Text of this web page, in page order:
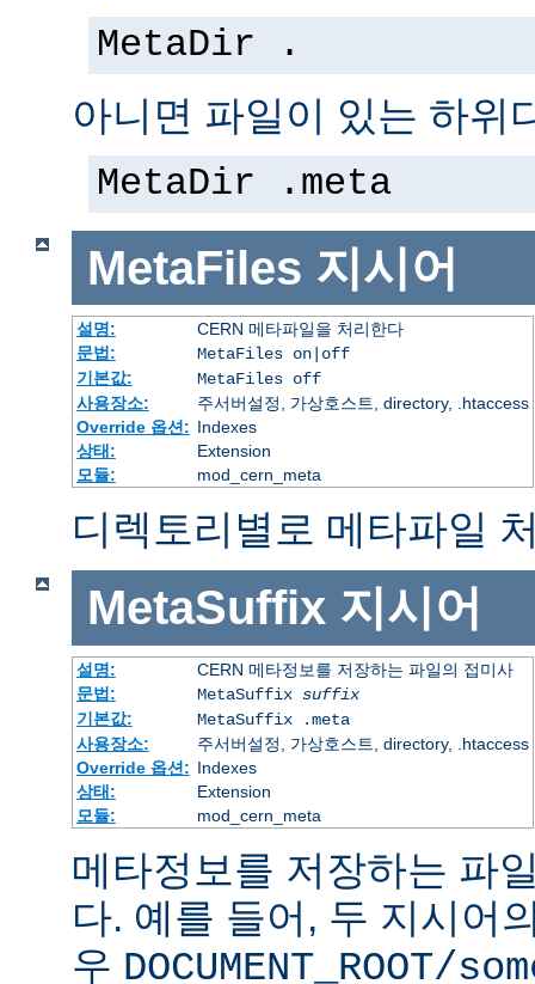
MetaDir .
아니면 파일이 있는 하위
MetaDir .meta
MetaFiles 지시어
설명:
CERN 메타파일을 처리한다
문법:
MetaFiles on|off
기본값:
MetaFiles off
사용장소:
주서버설정, 가상호스트, directory, .htaccess
Override 옵션: Indexes
상태:
Extension
모듈:
mod_cern_meta
디렉토리별로 메타파일
MetaSuffix 지시어
설명:
CERN 메타정보를 저장하는 파일의 접미사
문법:
MetaSuffix suffix
기본값:
MetaSuffix .meta
사용장소:
주서버설정, 가상호스트, directory, .htaccess
Override 옵션: Indexes
상태:
Extension
모듈:
mod_cern_meta
메타정보를 저장하는 파
다. 예를 들어, 두 지시어
우